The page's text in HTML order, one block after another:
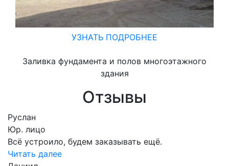
УЗНАТЬ ПОДРОБНЕЕ
Заливка фундамента и полов многоэтажного
здания
Отзывы
Руслан
Юр. лицо
Всё устроило, будем заказывать ещё.
Читать далее